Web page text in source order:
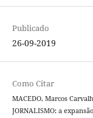
Publicado
26-09-2019
Como Citar
MACEDO, Marcos
JORNALISMO: a